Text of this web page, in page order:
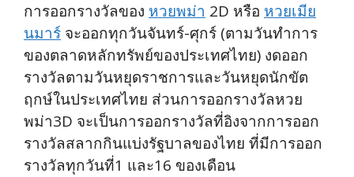
การออกรางวัลของ หวยพม่า 2D หรือ หวยเมีย
นมาร์ จะออกทุกวันจันทร์-ศุกร์ (ตามวันทำการ
ของตลาดหลักทรัพย์ของประเทศไทย) งดออก
รางวัลตามวันหยุดราชการและวันหยุดนักขัต
ฤกษ์ในประเทศไทย ส่วนการออกรางวัลหวย
พม่า3D จะเป็นการออกรางวัลที่อิงจากการออก
รางวัลสลากกินแบ่งรัฐบาลของไทย ที่มีการออก
รางวัลทุกวันที่1 และ16 ของเดือน